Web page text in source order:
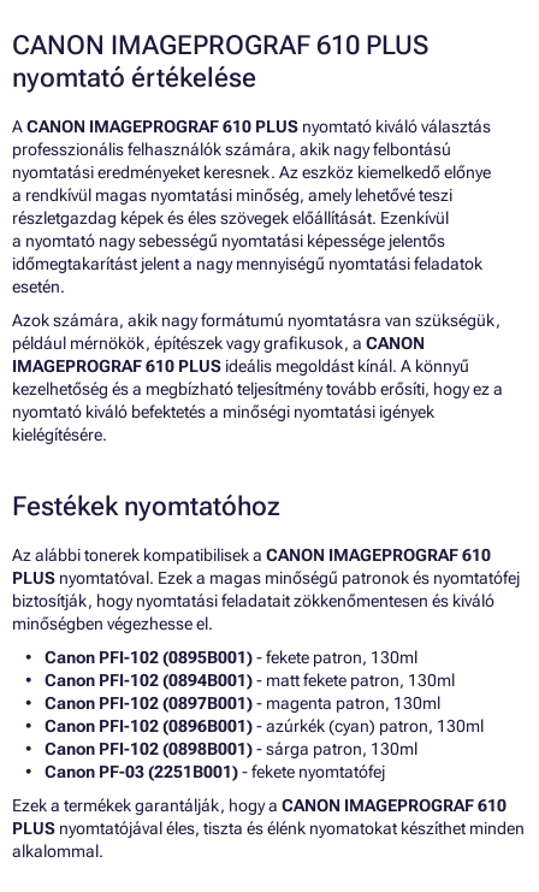
CANON IMAGEPROGRAF 610 PLUS
nyomtató értékelése
ACANON IMAGEPROGRAF 610 PLUS nyomtató kiváló választás
professzionális felhasználók számára, akik nagy felbontású
nyomtatási eredményeket keresnek. Az eszköz kiemelkedő előnye
a rendkívül magas nyomtatási minőség, amely lehetővé teszi
részletgazdag képek és éles szövegek előállítását. Ezenkívül
a nyomtató nagy sebességű nyomtatási képessége jelentős
időmegtakarítást jelent a nagy mennyiségű nyomtatási feladatok
esetén.
Azok számára, akik nagy formátumú nyomtatásra van szükségük,
például mérnökök, építészek vagy grafikusok, a CANON
IMAGEPROGRAF 610 PLUS ideális megoldást kínál. A könnyű
kezelhetőség és a megbízható teljesítmény tovább erősíti, hogy ez a
nyomtató kiváló befektetés a minőségi nyomtatási igények
kielégítésére.
Festékek nyomtatóhoz
Az alábbi tonerek kompatibilisek a CANON IMAGEPROGRAF 610
PLUS nyomtatóval. Ezek a magas minőségű patronok és nyomtatófej
biztosítják, hogy nyomtatási feladatait zökkenőmentesen és kiváló
minőségben végezhesse el.
Canon PFI-102 (0895B001)- fekete patron, 130ml
Canon PFI-102 (0894B001)- matt fekete patron, 130ml
Canon PFI-102 (0897B001)- magenta patron, 130ml
Canon PFI-102 (0896B001)- azúrkék (cyan) patron, 130ml
Canon PFI-102 (0898B001)- sárga patron, 130ml
Canon PF-03 (2251B001)- fekete nyomtatófej
Ezek a termékek garantálják, hogy a CANON IMAGEPROGRAF 610
PLUS nyomtatójával éles, tiszta és élénk nyomatokat készíthet minden
alkalommal.